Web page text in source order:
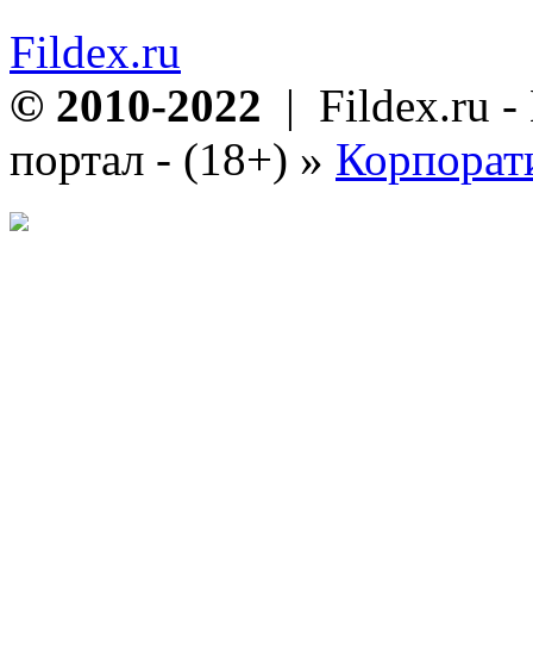
Fildex.ru
© 2010-2022 | Fildex.ru -
портал - (18+) »